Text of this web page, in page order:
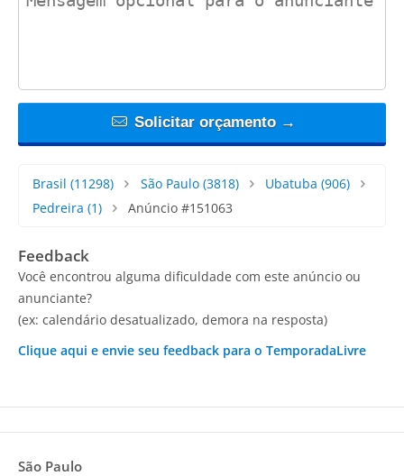
Solicitar orçamento →
Brasil (11298) São Paulo(3818) Ubatuba (906)
Pedreira (1) Anúncio #151063
Feedback
Você encontrou alguma dificuldade com este anúncio ou
anunciante?
(ex: calendário desatualizado, demora na resposta)
Clique aqui e envie seu feedback para o TemporadaLivre
São Paulo